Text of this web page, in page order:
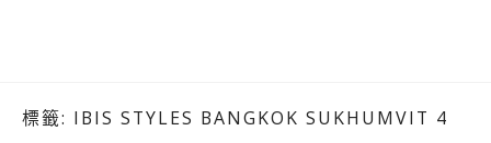
標籤: IBIS STYLES BANGKOK SUKHUMVIT 4